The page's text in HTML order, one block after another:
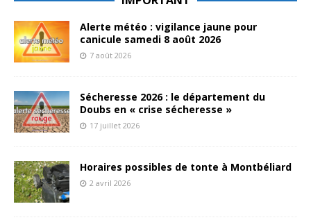
Alerte météo : vigilance jaune pour
canicule samedi 8 août 2026
7 août 2026
Sécheresse 2026 : le département du
Doubs en « crise sécheresse »
17 juillet 2026
Horaires possibles de tonte à Montbéliard
2 avril 2026